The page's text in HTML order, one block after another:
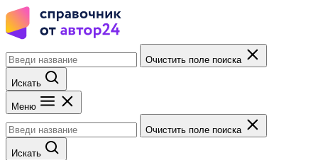
Очистить поле поиска
Искать
Меню
Очистить поле поиска
Искать